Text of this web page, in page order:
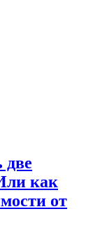
две
как
от